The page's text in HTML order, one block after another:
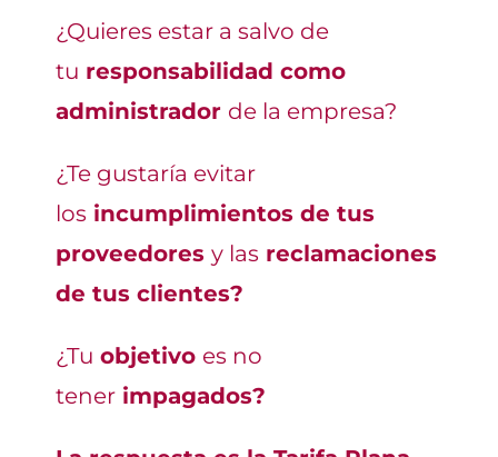
¿Quieres estar a salvo de
tu responsabilidad como
administrador de la empresa?
¿Te gustaría evitar
los incumplimientos de tus
proveedores y las reclamaciones
de tus clientes?
¿Tu objetivo es no
tenerimpagados?